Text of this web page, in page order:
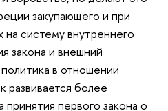
закупающего и при
на систему внутреннего
закона и внешний
в отношении
развивается более
первого закона о